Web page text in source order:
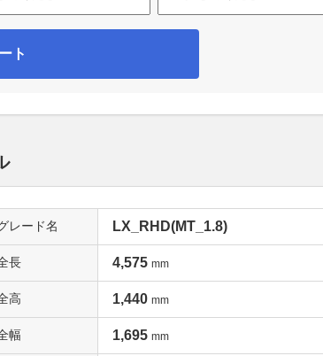
ト
レード名 LX_RHD(MT_1.8)
長 4,575 mm
高 1,440 mm
幅 1,695 mm